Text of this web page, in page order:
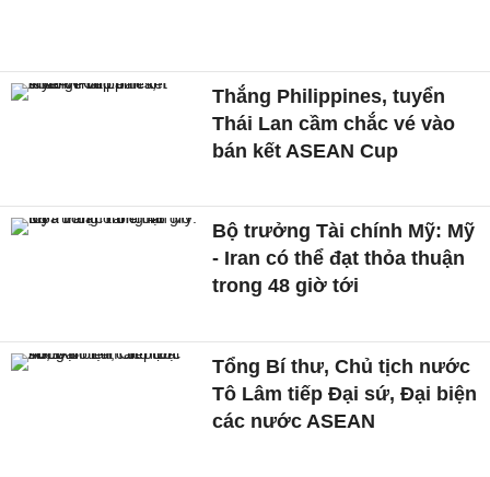
Thắng Philippines, tuyển
Thái Lan cầm chắc vé vào
bán kết ASEAN Cup
Bộ trưởng Tài chính Mỹ: Mỹ
- Iran có thể đạt thỏa thuận
trong 48 giờ tới
Tổng Bí thư, Chủ tịch nước
Tô Lâm tiếp Đại sứ, Đại biện
các nước ASEAN